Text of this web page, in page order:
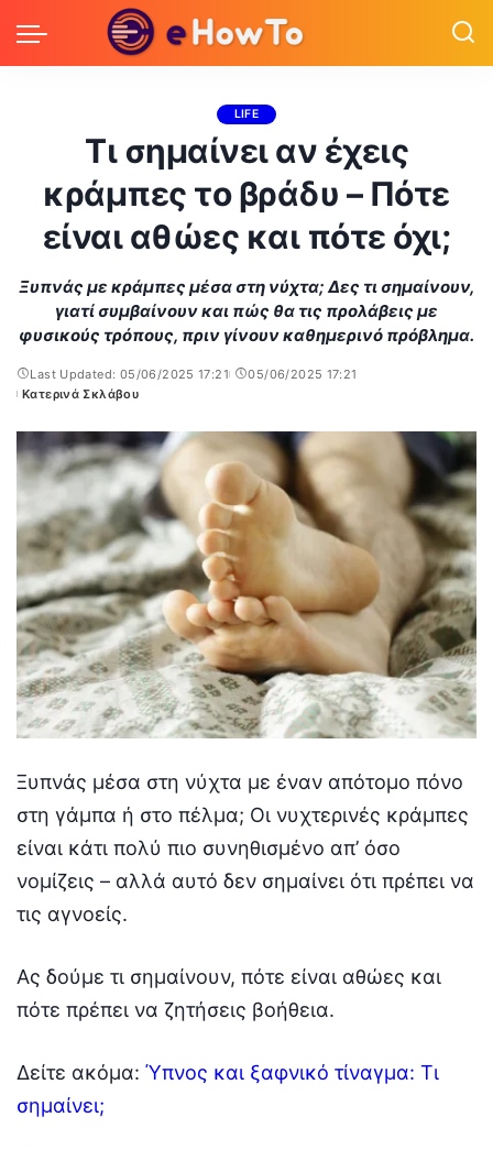
LIFE
Τι σημαίνει αν έχεις
κράμπες το βράδυ – Πότε
είναι αθώες και πότε όχι;
Ξυπνάς με κράμπες μέσα στη νύχτα; Δες τι σημαίνουν,
γιατί συμβαίνουν και πώς θα τις προλάβεις με
φυσικούς τρόπους, πριν γίνουν καθημερινό πρόβλημα.
Last Updated: 05/06/2025 17:21
05/06/2025 17:21
Posted
Κατερινά Σκλάβου
Ξυπνάς μέσα στη νύχτα με έναν απότομο πόνο
στη γάμπα ή στο πέλμα; Οι νυχτερινές κράμπες
είναι κάτι πολύ πιο συνηθισμένο απ’ όσο
νομίζεις – αλλά αυτό δεν σημαίνει ότι πρέπει να
τις αγνοείς.
Ας δούμε τι σημαίνουν, πότε είναι αθώες και
πότε πρέπει να ζητήσεις βοήθεια.
Δείτε ακόμα: Ύπνος και ξαφνικό τίναγμα: Τι
σημαίνει;